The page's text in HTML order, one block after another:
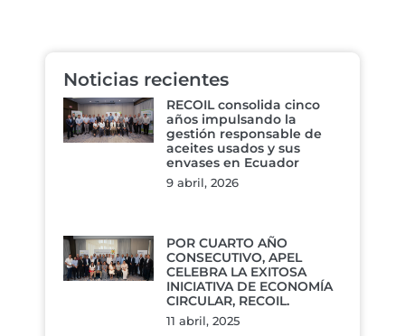
Noticias recientes
RECOIL consolida cinco
años impulsando la
gestión responsable de
aceites usados y sus
envases en Ecuador
9 abril, 2026
POR CUARTO AÑO
CONSECUTIVO, APEL
CELEBRA LA EXITOSA
INICIATIVA DE ECONOMÍA
CIRCULAR, RECOIL.
11 abril, 2025